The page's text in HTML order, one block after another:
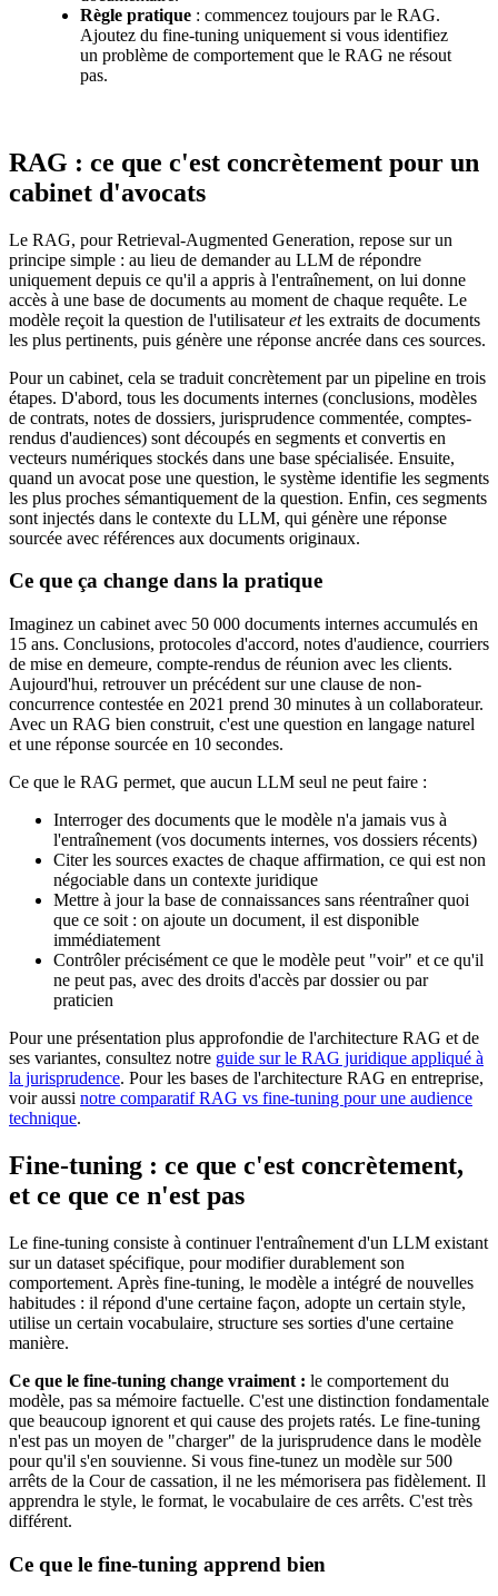
Règle pratique : commencez toujours par le RAG.
Ajoutez du fine-tuning uniquement si vous identifiez
un problème de comportement que le RAG ne résout
pas.
RAG : ce que c'est concrètement pour un
cabinet d'avocats
Le RAG, pour Retrieval-Augmented Generation, repose sur un
principe simple : au lieu de demander au LLM de répondre
uniquement depuis ce qu'il a appris à l'entraînement, on lui donne
accès à une base de documents au moment de chaque requête. Le
modèle reçoit la question de l'utilisateuretles extraits de documents
les plus pertinents, puis génère une réponse ancrée dans ces sources.
Pour un cabinet, cela se traduit concrètement par un pipeline en trois
étapes. D'abord, tous les documents internes (conclusions, modèles
de contrats, notes de dossiers, jurisprudence commentée, comptes-
rendus d'audiences) sont découpés en segments et convertis en
vecteurs numériques stockés dans une base spécialisée. Ensuite,
quand un avocat pose une question, le système identifie les segments
les plus proches sémantiquement de la question. Enfin, ces segments
sont injectés dans le contexte du LLM, qui génère une réponse
sourcée avec références aux documents originaux.
Ce que ça change dans la pratique
Imaginez un cabinet avec 50 000 documents internes accumulés en
15 ans. Conclusions, protocoles d'accord, notes d'audience, courriers
de mise en demeure, compte-rendus de réunion avec les clients.
Aujourd'hui, retrouver un précédent sur une clause de non-
concurrence contestée en 2021 prend 30 minutes à un collaborateur.
Avec un RAG bien construit, c'est une question en langage naturel
et une réponse sourcée en 10 secondes.
Ce que le RAG permet, que aucun LLM seul ne peut faire :
Interroger des documents que le modèle n'a jamais vus à
l'entraînement (vos documents internes, vos dossiers récents)
Citer les sources exactes de chaque affirmation, ce qui est non
négociable dans un contexte juridique
Mettre à jour la base de connaissances sans réentraîner quoi
que ce soit : on ajoute un document, il est disponible
immédiatement
Contrôler précisément ce que le modèle peut "voir" et ce qu'il
ne peut pas, avec des droits d'accès par dossier ou par
praticien
Pour une présentation plus approfondie de l'architecture RAG et de
ses variantes, consultez notre guide sur le RAG juridique appliqué à
la jurisprudence. Pour les bases de l'architecture RAG en entreprise,
voir aussi notre comparatif RAG vs fine-tuning pour une audience
technique.
Fine-tuning : ce que c'est concrètement,
et ce que ce n'est pas
Le fine-tuning consiste à continuer l'entraînement d'un LLM existant
sur un dataset spécifique, pour modifier durablement son
comportement. Après fine-tuning, le modèle a intégré de nouvelles
habitudes : il répond d'une certaine façon, adopte un certain style,
utilise un certain vocabulaire, structure ses sorties d'une certaine
manière.
Ce que le fine-tuning change vraiment : le comportement du
modèle, pas sa mémoire factuelle. C'est une distinction fondamentale
que beaucoup ignorent et qui cause des projets ratés. Le fine-tuning
n'est pas un moyen de "charger" de la jurisprudence dans le modèle
pour qu'il s'en souvienne. Si vous fine-tunez un modèle sur 500
arrêts de la Cour de cassation, il ne les mémorisera pas fidèlement. Il
apprendra le style, le format, le vocabulaire de ces arrêts. C'est très
différent.
Ce que le fine-tuning apprend bien